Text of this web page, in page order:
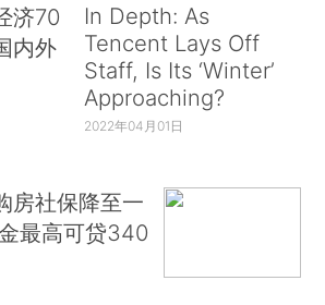
济70
内外
In Depth: As
Tencent Lays Off
Staff, Is Its ‘Winter’
Approaching?
2022年04月01日
房社保降至一
最高可贷340